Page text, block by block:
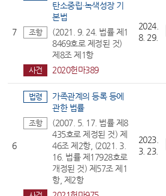
7
탄소중립·녹색성장 기
본법
조항
(2021. 9. 24. 법률 제1
8469호로 제정된 것)
제8조 제1항
사건 2020헌마389
2024.
8. 29.
6
법령
가족관계의 등록 등에
관한 법률
조항
(2007. 5. 17. 법률 제8
435호로 제정된 것) 제
46조 제2항, (2021. 3.
16. 법률 제17928호로
개정된 것) 제57조 제1
항, 제2항
2023.
3. 23.